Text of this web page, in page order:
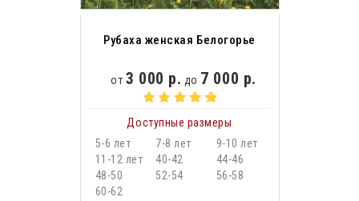
Рубаха женская Белогорье
от 3 000 р. до 7 000 р.
Доступные размеры
5-6 лет
7-8 лет
9-10 лет
11-12 лет
40-42
44-46
48-50
52-54
56-58
60-62